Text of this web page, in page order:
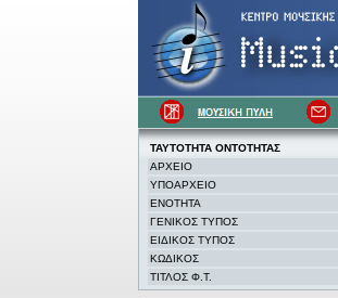
ΤΑΥΤΟΤΗΤΑ ΟΝΤΟΤΗΤΑΣ
ΑΡΧΕΙΟ
ΥΠΟΑΡΧΕΙΟ
ΕΝΟΤΗΤΑ
ΓΕΝΙΚΟΣ ΤΥΠΟΣ
ΕΙΔΙΚΟΣ ΤΥΠΟΣ
ΚΩΔΙΚΟΣ
ΤΙΤΛΟΣ Φ.Τ.